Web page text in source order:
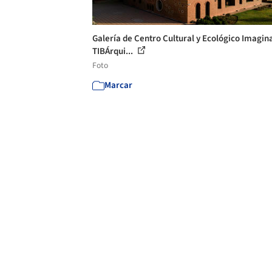
Galería de Centro Cultural y Ecológico
TIBÁrqui...
Foto
Marcar